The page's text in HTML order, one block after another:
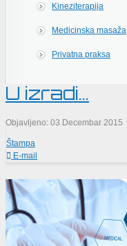
Kineziterapija
Medicinska masaža
Privatna praksa
U izradi...
Objavljeno: 03 Decembar 2015
Štampa
E-mail